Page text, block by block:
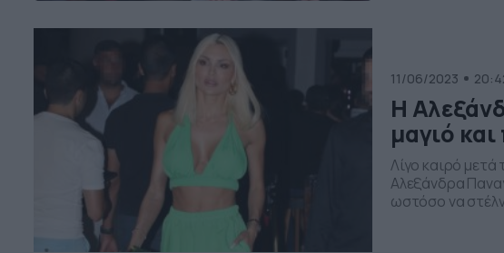
11/06/2023
Η
μαγιό
Λίγο καιρό
Αλεξάνδρα
ωστόσο να